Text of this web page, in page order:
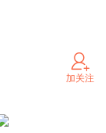
加关注